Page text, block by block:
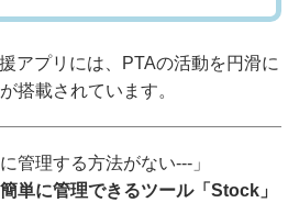
アプリには、PTAの活動を円滑に
搭載されています。
管理する方法がない---」
単に管理できるツール「Stock」